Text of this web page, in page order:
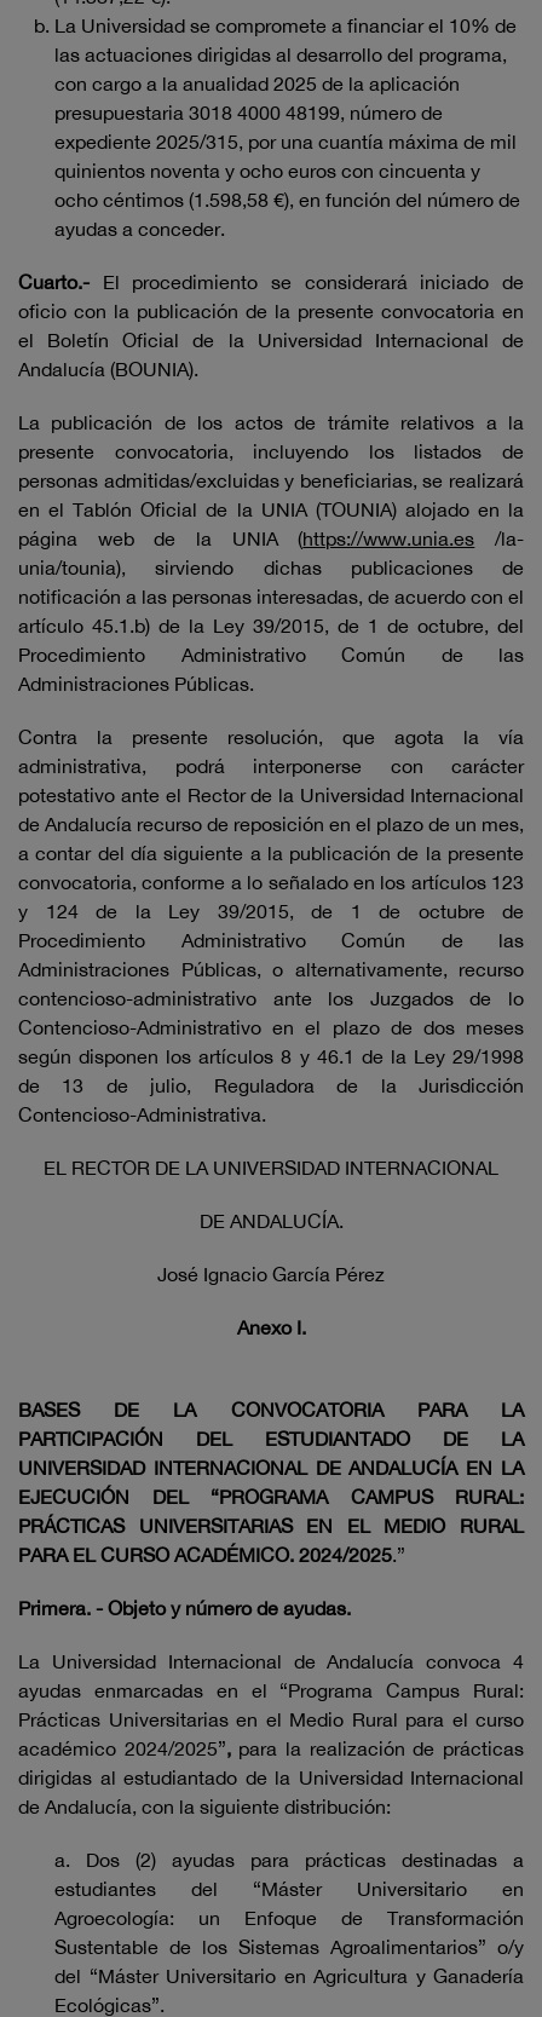
La Universidad se compromete a financiar el 10% de
las actuaciones dirigidas al desarrollo del programa,
con cargo a la anualidad 2025 de la aplicación
presupuestaria 3018 4000 48199, número de
expediente 2025/315, por una cuantía máxima de mil
quinientos noventa y ocho euros con cincuenta y
ocho céntimos (1.598,58 €), en función del número de
ayudas a conceder.
Cuarto.- El procedimiento se considerará iniciado de
oficio con la publicación de la presente convocatoria en
el Boletín Oficial de la Universidad Internacional de
Andalucía (BOUNIA).
La publicación de los actos de trámite relativos a la
presente convocatoria, incluyendo los listados de
personas admitidas/excluidas y beneficiarias, se realizará
en el Tablón Oficial de la UNIA (TOUNIA) alojado en la
página web de la UNIA (https://www.unia.es /la-
unia/tounia), sirviendo dichas publicaciones de
notificación a las personas interesadas, de acuerdo con el
artículo 45.1.b) de la Ley 39/2015, de 1 de octubre, del
Procedimiento Administrativo Común de las
Administraciones Públicas.
Contra la presente resolución, que agota la vía
administrativa, podrá interponerse con carácter
potestativo ante el Rector de la Universidad Internacional
de Andalucía recurso de reposición en el plazo de un mes,
a contar del día siguiente a la publicación de la presente
convocatoria, conforme a lo señalado en los artículos 123
y 124 de la Ley 39/2015, de 1 de octubre de
Procedimiento Administrativo Común de las
Administraciones Públicas, o alternativamente, recurso
contencioso-administrativo ante los Juzgados de lo
Contencioso-Administrativo en el plazo de dos meses
según disponen los artículos 8 y 46.1 de la Ley 29/1998
de 13 de julio, Reguladora de la Jurisdicción
Contencioso-Administrativa.
EL RECTOR DE LA UNIVERSIDAD INTERNACIONAL
DE ANDALUCÍA.
José Ignacio García Pérez
Anexo I.
BASES DE LA CONVOCATORIA PARA LA
PARTICIPACIÓN DEL ESTUDIANTADO DE LA
UNIVERSIDAD INTERNACIONAL DE ANDALUCÍA EN LA
EJECUCIÓN DEL “PROGRAMA CAMPUS RURAL:
PRÁCTICAS UNIVERSITARIAS EN EL MEDIO RURAL
PARA EL CURSO ACADÉMICO. 2024/2025.”
Primera. - Objeto y número de ayudas.
La Universidad Internacional de Andalucía convoca 4
ayudas enmarcadas en el “Programa Campus Rural:
Prácticas Universitarias en el Medio Rural para el curso
académico 2024/2025”, para la realización de prácticas
dirigidas al estudiantado de la Universidad Internacional
de Andalucía, con la siguiente distribución:
a. Dos (2) ayudas para prácticas destinadas a
estudiantes del “Máster Universitario en
Agroecología: un Enfoque de Transformación
Sustentable de los Sistemas Agroalimentarios” o/y
del “Máster Universitario en Agricultura y Ganadería
Ecológicas”.